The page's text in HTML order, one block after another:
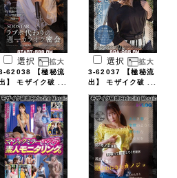
選択
62038 【極秘流
】 モザイク破 ...
選択
3-62037 【極秘流
出】 モザイク破 ...